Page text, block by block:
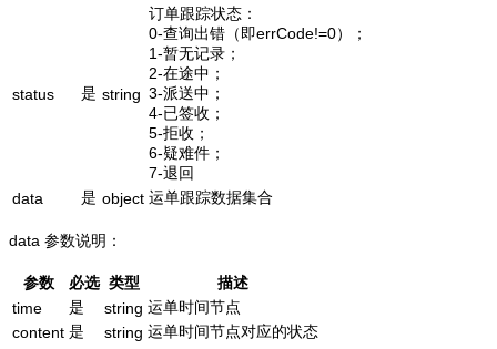
status 是 string
订单跟踪状态：
0-查询出错（即errCode!=0）；
1-暂无记录；
2-在途中；
3-派送中；
4-已签收；
5-拒收；
6-疑难件；
7-退回
data
是 object 运单跟踪数据集合
data 参数说明：
参数 必选 类型
描述
time
是 string 运单时间节点
content 是 string 运单时间节点对应的状态